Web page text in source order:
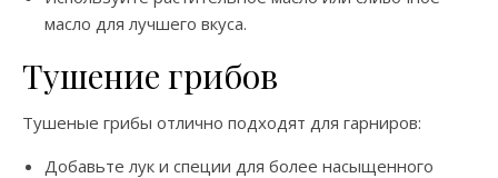
масло для лучшего вкуса.
Тушение грибов
Тушеные грибы отлично подходят для гарниров:
Добавьте лук и специи для более насыщенного